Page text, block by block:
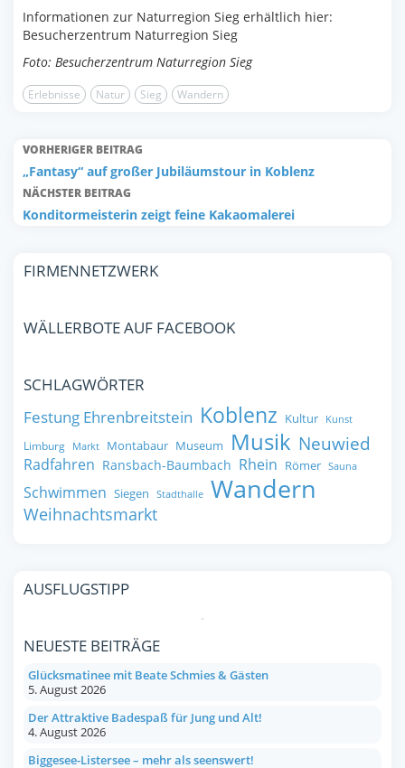
Informationen zur Naturregion Sieg erhältlich hier:
Besucherzentrum Naturregion Sieg
Foto: Besucherzentrum Naturregion Sieg
Erlebnisse Natur Sieg Wandern
VORHERIGER BEITRAG
„Fantasy“ auf großer Jubiläumstour in Koblenz
NÄCHSTER BEITRAG
Konditormeisterin zeigt feine Kakaomalerei
FIRMENNETZWERK
WÄLLERBOTE AUF FACEBOOK
SCHLAGWÖRTER
Festung Ehrenbreitstein Koblenz Kultur Kunst
Limburg Markt Montabaur Museum Musik Neuwied
Radfahren Ransbach-Baumbach Rhein Römer Sauna
Schwimmen Siegen Stadthalle Wandern
Weihnachtsmarkt
AUSFLUGSTIPP
NEUESTE BEITRÄGE
Glücksmatinee mit Beate Schmies & Gästen
5. August 2026
Der Attraktive Badespaß für Jung und Alt!
4. August 2026
Biggesee-Listersee – mehr als seenswert!